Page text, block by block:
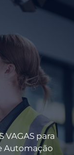
VAGAS para
Automação